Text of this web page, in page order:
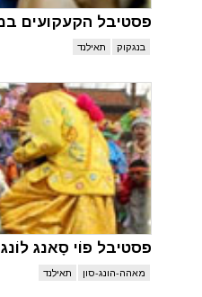
פסטיבל הקעקועים
בנגקוק תאילנד
פסטיבל פוֹי סָאנג
מאהה-הונג-סון תאילנד